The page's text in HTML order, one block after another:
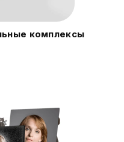
комплексы